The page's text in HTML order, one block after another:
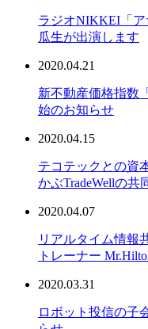
ラジオNIKKEI「
瓜生が出演します
2020.04.21
新不動産価格指数
始のお知らせ
2020.04.15
テコテックとの資
かぶTradeWellの共
2020.04.07
リアルタイム情報
トレーナー
2020.03.31
ロボット投信の子